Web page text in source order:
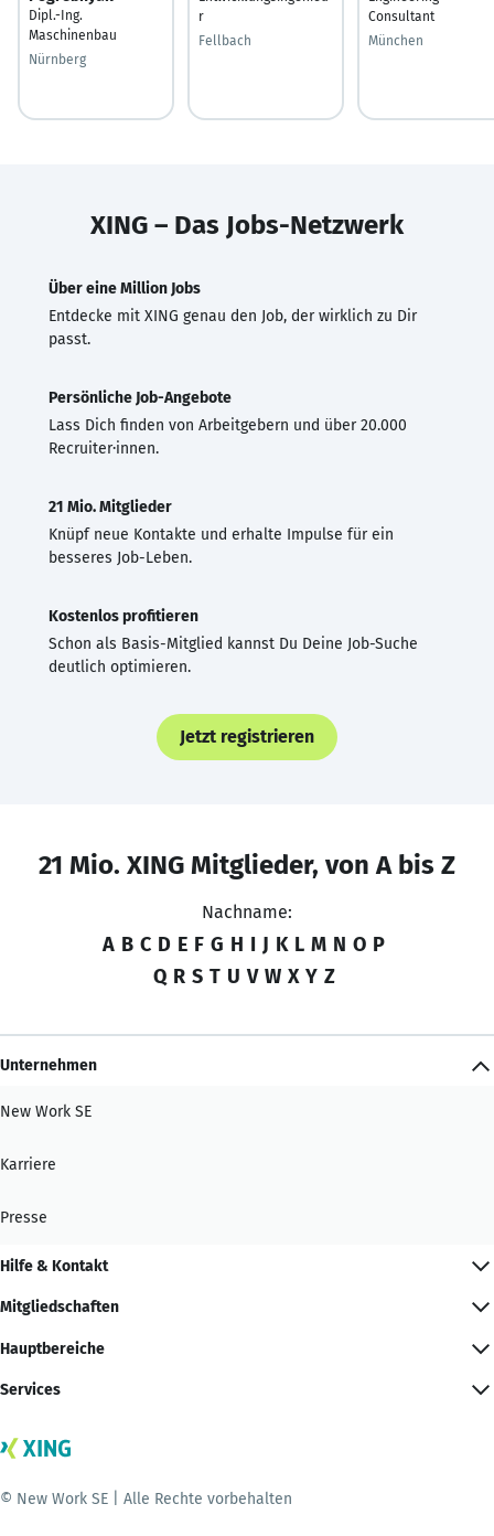
Dipl.-Ing.
Maschinenbau
Nürnberg
r
Fellbach
Consultant
München
XING – Das Jobs-Netzwerk
Über eine Million Jobs
Entdecke mit XING genau den Job, der wirklich zu Dir
passt.
Persönliche Job-Angebote
Lass Dich finden von Arbeitgebern und über 20.000
Recruiter·innen.
21 Mio. Mitglieder
Knüpf neue Kontakte und erhalte Impulse für ein
besseres Job-Leben.
Kostenlos profitieren
Schon als Basis-Mitglied kannst Du Deine Job-Suche
deutlich optimieren.
Jetzt registrieren
21 Mio. XING Mitglieder, von A bis Z
Nachname:
A B C D E F G H I J K L M N O P
Q R S T U V W X Y Z
Unternehmen
New Work SE
Karriere
Presse
Hilfe & Kontakt
Mitgliedschaften
Hauptbereiche
Services
© New Work SE | Alle Rechte vorbehalten